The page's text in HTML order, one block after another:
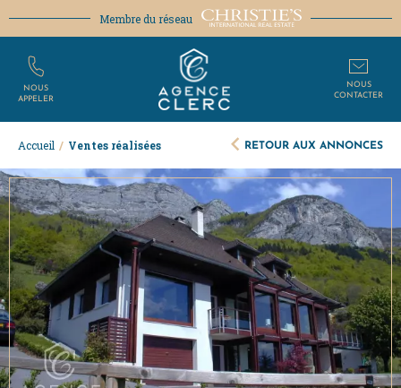
Accueil / Ventes réalisées RETOUR AUX ANNONCES
Membre du réseau
NOUS
APPELER
NOUS
CONTACTER